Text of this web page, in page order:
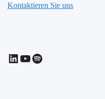
Kontaktieren Sie uns
LinkedIn
YouTube
Spotify